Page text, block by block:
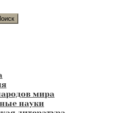
мира
науки